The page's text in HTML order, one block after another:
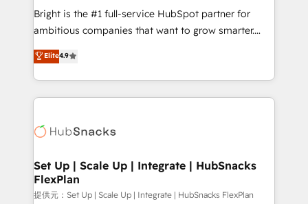
Marketing Enablement HubSpot Impact Award 🏆
2018 Website Design HubSpot Impact Award 🏆2017
Growth-Driven Design Agency of the Year 🏆2016
Sales Enablement HubSpot Impact Award 🏆2015
HubSpot COS Performance Award 🏆2014 HubSpot
COS Design Award 🏆2013 HubSpot Marketplace
Partner 📆Founded in 1997
Bright is the #1 full-service HubSpot partner for
ambitious companies that want to grow smarter.
From HubSpot onboarding, to training, from
developing a new website to lead generation and
digital marketing; we do it all (and with great
results)! In short, our services include: - HubSpot
HubSpot development: websites, custom modules,
marketing, advertising, campaigns, content and
design We connect people, data and technology to
improve customer experiences. With our bright
Elite4.9
Set Up | Scale Up | Integrate | HubSnacks
FlexPlan
提供元：Set Up | Scale Up | Integrate | HubSnacks FlexPlan